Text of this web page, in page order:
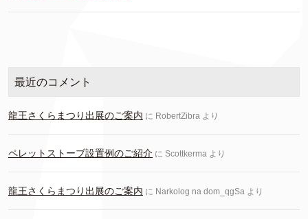
最近のコメント
龍王さくらまつり出展のご案内 に RobertZibra より
ペレットストーブ設置例のご紹介 に Scottkerma より
龍王さくらまつり出展のご案内 に Narkolog na dom_qgSa より